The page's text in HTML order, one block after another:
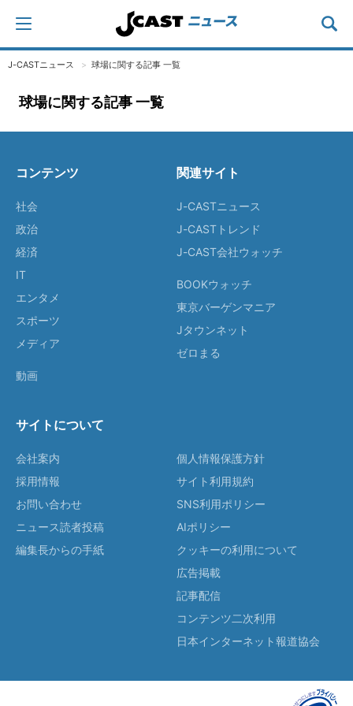
J-CASTニュース 球場に関する記事 一覧
球場に関する記事 一覧
コンテンツ
社会
政治
経済
IT
エンタメ
スポーツ
メディア
動画
関連サイト
J-CASTニュース
J-CASTトレンド
J-CAST会社ウォッチ
BOOKウォッチ
東京バーゲンマニア
Jタウンネット
ゼロまる
サイトについて
会社案内
採用情報
お問い合わせ
ニュース読者投稿
編集長からの手紙
個人情報保護方針
サイト利用規約
SNS利用ポリシー
AIポリシー
クッキーの利用について
広告掲載
記事配信
コンテンツ二次利用
日本インターネット報道協会